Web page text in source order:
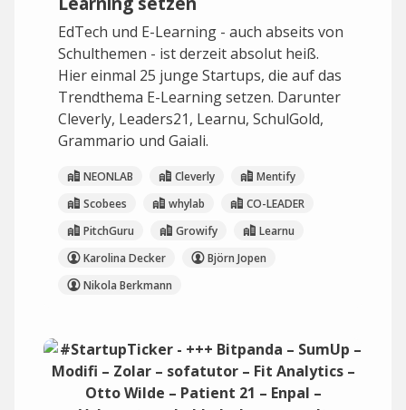
EdTech und E-Learning - auch abseits von
Schulthemen - ist derzeit absolut heiß.
Hier einmal 25 junge Startups, die auf das
Trendthema E-Learning setzen. Darunter
Cleverly, Leaders21, Learnu, SchulGold,
Grammario und Gaiali.
NEONLAB Cleverly
Mentify
Scobees
whylab
CO-LEADER
PitchGuru
Growify
Learnu
Karolina Decker
Björn Jopen
Nikola Berkmann